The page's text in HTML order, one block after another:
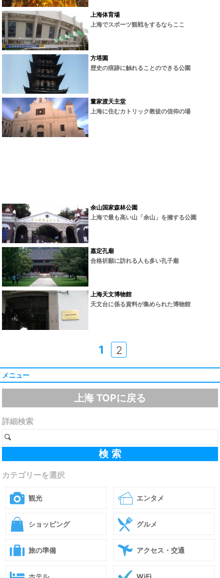
上海体育場
上海でスポーツ観戦をするならここ
方塔園
歴史の痕跡に触れることのできる公園
董家渡天主堂
上海に住むカトリック教徒の信仰の場
余山国家森林公園
上海で最も高い山「余山」を擁する公園
嘉定孔廟
合格祈願に訪れる人も多い孔子廟
上海天文博物館
天文台に係る資料が集められた博物館
1 2
メニュー
上海 TOPに戻る
詳細検索
カテゴリーを選択
観光 エンタメ
ショッピング グルメ
旅の準備 アクセス・交通